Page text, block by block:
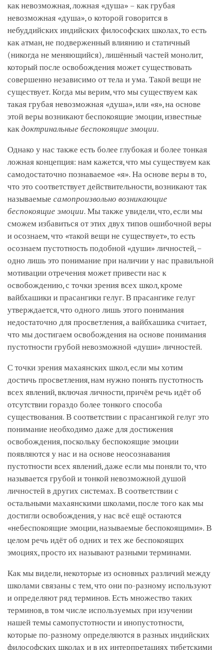
как невозможная, ложная «душа» – как грубая
невозможная «душа», о которой говорится в
небуддийских индийских философских школах, то есть
как атман, не подверженный влиянию и статичный
(никогда не меняющийся), лишённый частей монолит,
который после освобождения может существовать
совершенно независимо от тела и ума. Такой вещи не
существует. Когда мы верим, что мы существуем как
такая грубая невозможная «душа», или «я», на основе
этой веры возникают беспокоящие эмоции, известные
как доктринальные беспокоящие эмоции.
Однако у нас также есть более глубокая и более тонкая
ложная концепция: нам кажется, что мы существуем как
самодостаточно познаваемое «я». На основе веры в то,
что это соответствует действительности, возникают так
называемые самопроизвольно возникающие
беспокоящие эмоции. Мы также увидели, что, если мы
сможем избавиться от этих двух типов ошибочной веры
и осознаем, что «такой вещи не существует», то есть
осознаем пустотность подобной «души» личностей, –
одно лишь это понимание при наличии у нас правильной
мотивации отречения может привести нас к
освобождению, с точки зрения всех школ, кроме
вайбхашики и прасангики гелуг. В прасангике гелуг
утверждается, что одного лишь этого понимания
недостаточно для просветления, а вайбхашика считает,
что мы достигаем освобождения на основе понимания
пустотности грубой невозможной «души» личностей.
С точки зрения махаянских школ, если мы хотим
достичь просветления, нам нужно понять пустотность
всех явлений, включая личности, причём речь идёт об
отсутствии гораздо более тонкого способа
существования. В соответствии с прасангикой гелуг это
понимание необходимо даже для достижения
освобождения, поскольку беспокоящие эмоции
появляются у нас и на основе неосознавания
пустотности всех явлений, даже если мы поняли то, что
называется грубой и тонкой невозможной душой
личностей в других системах. В соответствии с
остальными махаянскими школами, после того как мы
достигли освобождения, у нас всё ещё остаются
«небеспокоящие эмоции, называемые беспокоящими». В
целом речь идёт об одних и тех же беспокоящих
эмоциях, просто их называют разными терминами.
Как мы видели, некоторые из основных различий между
школами связаны с тем, что они по-разному используют
и определяют ряд терминов. Есть множество таких
терминов, в том числе используемых при изучении
нашей темы самопустотности и инопустотности,
которые по-разному определяются в разных индийских
философских школах и в их интерпретациях тибетскими